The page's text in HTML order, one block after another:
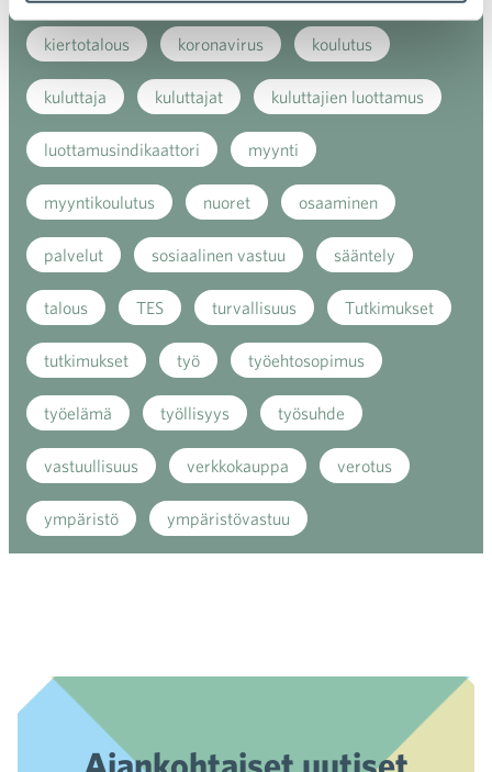
kiertotalous koronavirus koulutus
kuluttaja kuluttajat kuluttajien luottamus
luottamusindikaattori myynti
myyntikoulutus nuoret osaaminen
palvelut sosiaalinen vastuu sääntely
talous TES turvallisuus Tutkimukset
tutkimukset työ työehtosopimus
työelämä työllisyys työsuhde
vastuullisuus verkkokauppa verotus
ympäristö ympäristövastuu
Ajankohtaiset uutiset